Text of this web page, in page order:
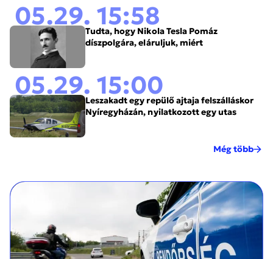
05.29. 15:58
Tudta, hogy Nikola Tesla Pomáz
díszpolgára, eláruljuk, miért
05.29. 15:00
Leszakadt egy repülő ajtaja felszálláskor
Nyíregyházán, nyilatkozott egy utas
Még több